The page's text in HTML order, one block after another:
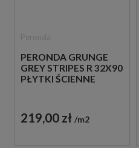
PERONDA GRUNGE
GREY STRIPES R 32X90
PŁYTKI ŚCIENNE
219,00 zł m2